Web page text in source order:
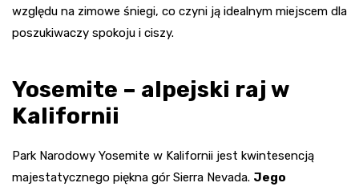
względu na zimowe śniegi, co czyni ją idealnym miejscem dla
poszukiwaczy spokoju i ciszy.
Yosemite – alpejski raj w
Kalifornii
Park Narodowy Yosemite w Kalifornii jest kwintesencją
majestatycznego piękna gór Sierra Nevada. Jego